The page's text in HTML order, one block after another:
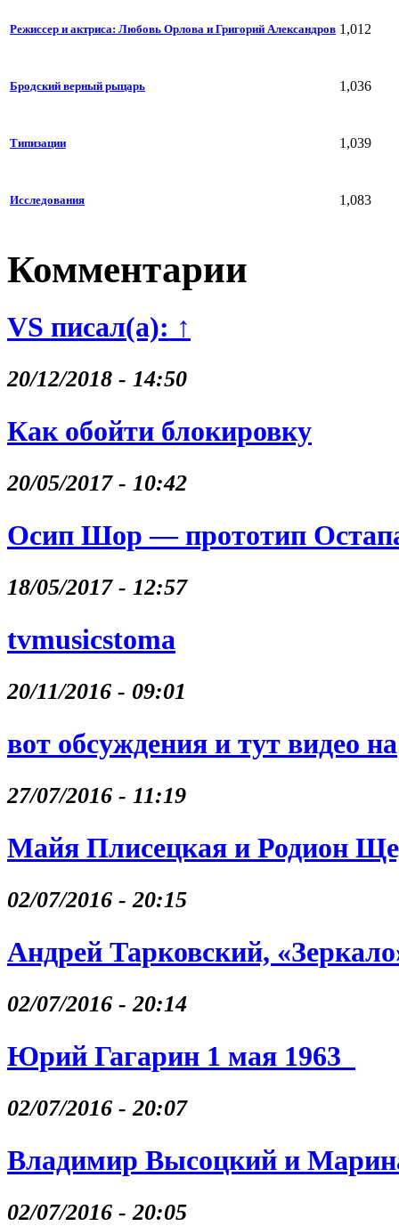
Режиссер и актриса: Любовь Орлова и Григорий Александров 1,012
Бродский верный рыцарь 1,036
Типизации 1,039
Исследования 1,083
Комментарии
VS писал(а): ↑
20/12/2018 - 14:50
Как обойти блокировку
20/05/2017 - 10:42
Осип Шор — прототип
18/05/2017 - 12:57
tvmusicstoma
20/11/2016 - 09:01
вот обсуждения и тут видео на
27/07/2016 - 11:19
Майя Плисецкая и Родион
02/07/2016 - 20:15
Андрей Тарковский,
02/07/2016 - 20:14
Юрий Гагарин 1 мая 1963
02/07/2016 - 20:07
Владимир Высоцкий и
02/07/2016 - 20:05